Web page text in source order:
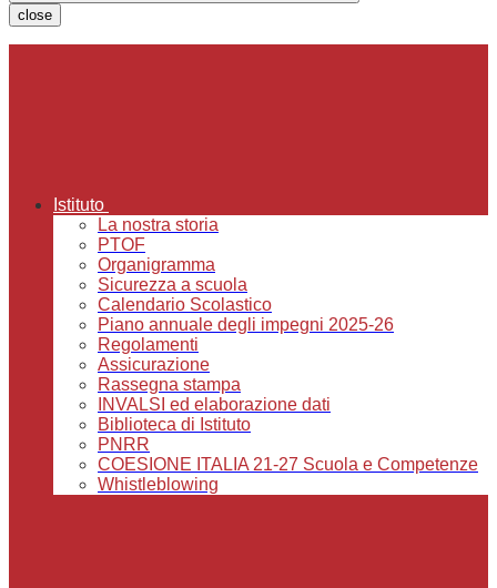
close
Istituto
La nostra storia
PTOF
Organigramma
Sicurezza a scuola
Calendario Scolastico
Piano annuale degli impegni 2025-26
Regolamenti
Assicurazione
Rassegna stampa
INVALSI ed elaborazione dati
Biblioteca di Istituto
PNRR
COESIONE ITALIA 21-27 Scuola e Competenze
Whistleblowing